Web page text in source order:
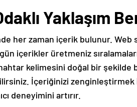
Yaklaşım
her zaman içerik bulunur. Web
içerikler üretmeniz
kelimesini doğal bir şekilde
İçeriğinizi
deneyimini artırır.